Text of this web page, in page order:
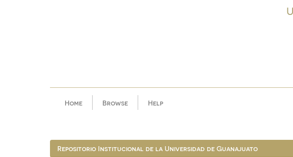
Home Browse Help
Repositorio Institucional de la Universidad de Guanajuato